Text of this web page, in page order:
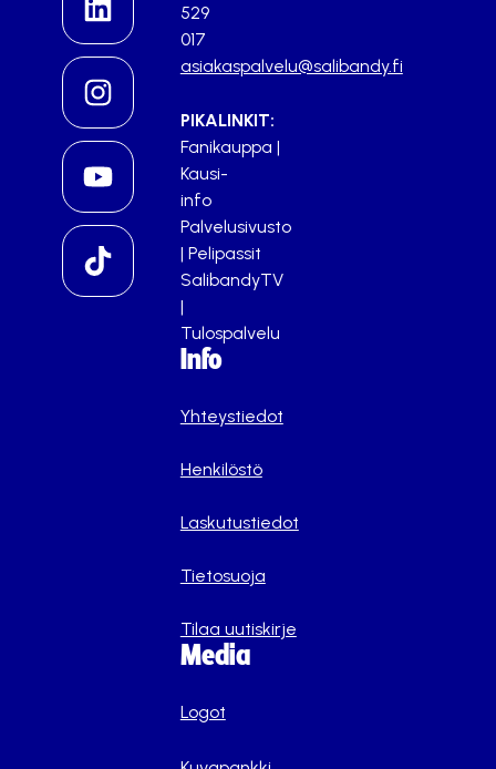
529
017
asiakaspalvelu@salibandy.fi
PIKALINKIT:
Fanikauppa |
Kausi-
info
Palvelusivusto
| Pelipassit
SalibandyTV
|
Tulospalvelu
Info
Yhteystiedot
Henkilöstö
Laskutustiedot
Tietosuoja
Tilaa uutiskirje
Media
Logot